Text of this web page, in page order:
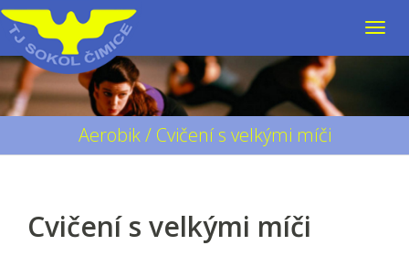
Aerobik / Cvičení s velkými míči
Cvičení s velkými míči